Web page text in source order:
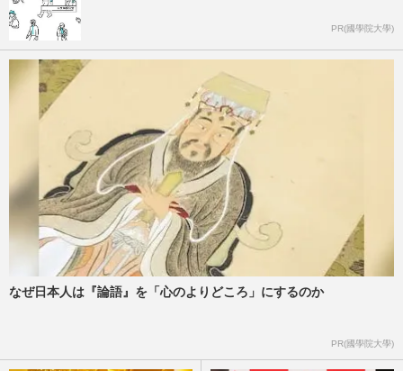
PR(國學院大學)
なぜ日本人は『論語』を「心のよりどころ」にするのか
PR(國學院大學)